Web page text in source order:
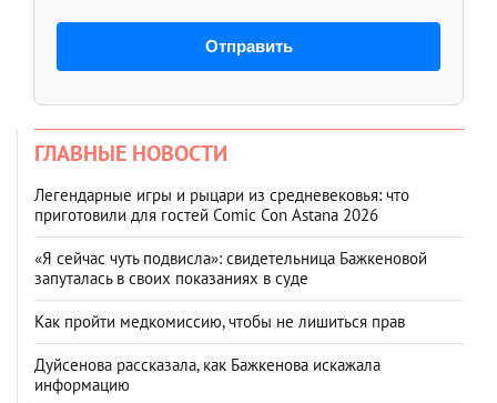
Отправить
ГЛАВНЫЕ НОВОСТИ
Легендарные игры и рыцари из средневековья: что
приготовили для гостей Comic Con Astana 2026
«Я сейчас чуть подвисла»: свидетельница Бажкеновой
запуталась в своих показаниях в суде
Как пройти медкомиссию, чтобы не лишиться прав
Дуйсенова рассказала, как Бажкенова искажала
информацию